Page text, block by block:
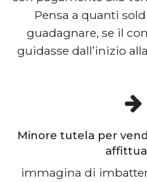
Pensa a quanti
guadagnare, se il
guidasse dall’inizio
Minore tutela per
immagina di